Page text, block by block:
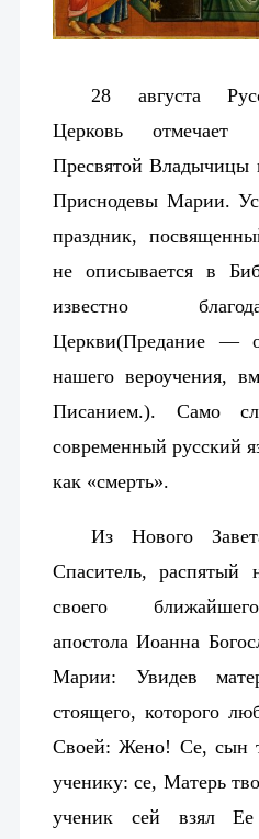
28 августа
Церковь отмечает
Пресвятой Владычицы
Приснодевы Марии.
праздник,
не описывается в
известно
Церкви(Предание —
нашего вероучения,
Писанием.). Само
современный русский
как «смерть».
Из Нового
Спаситель, распятый
своего
апостолаИоанна
Марии: Увидев
стоящего, которого
Своей: Жено! Се, сын
ученику: се, Матерь
ученик сей взял